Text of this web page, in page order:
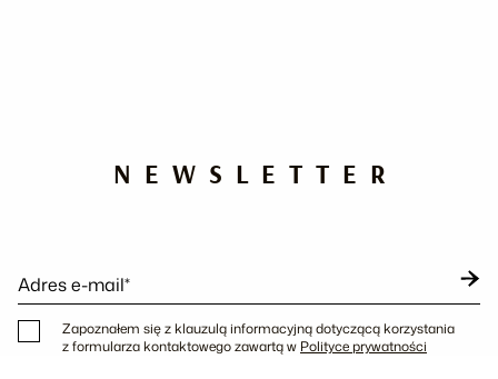
NEWSLETTER
Adres e-mail*
Zapoznałem się z klauzulą informacyjną dotyczącą korzystania
z formularza kontaktowego zawartą w Polityce prywatności